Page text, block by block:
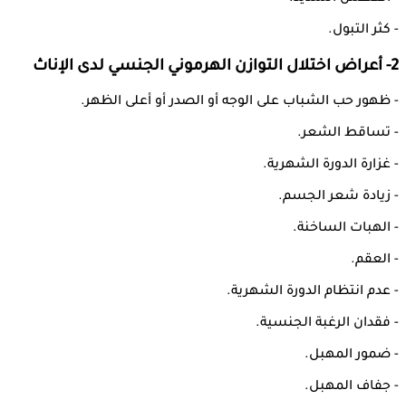
- كثر التبول.
2- أعراض اختلال التوازن الهرموني الجنسي لدى الإناث
- ظهور حب الشباب على الوجه أو الصدر أو أعلى الظهر.
- تساقط الشعر.
- غزارة الدورة الشهرية.
- زيادة شعر الجسم.
- الهبات الساخنة.
- العقم.
- عدم انتظام الدورة الشهرية.
- فقدان الرغبة الجنسية.
- ضمور المهبل.
- جفاف المهبل.